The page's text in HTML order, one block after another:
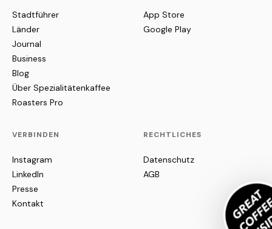
Stadtführer
Länder
Journal
Business
Blog
Über Spezialitätenkaffee
Roasters Pro
App Store
Google Play
VERBINDEN
Instagram
LinkedIn
Presse
Kontakt
RECHTLICHES
Datenschutz
AGB